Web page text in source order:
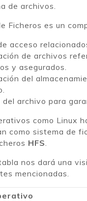
de archivos.
Ficheros es un
acceso
de archivos
y asegurados.
del
del archivo para
como Linux
como sistema de
HFS.
nos dará una
mencionadas.